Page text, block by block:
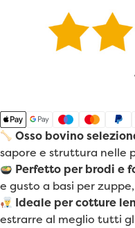
Osso bovino
sapore e struttura nelle
Perfetto per brodi e
e gusto a basi per
Ideale per cotture
estrarre al meglio tutti